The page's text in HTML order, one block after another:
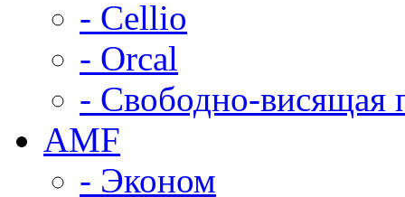
- Cellio
- Orcal
- Свободно-висящая
AMF
- Эконом